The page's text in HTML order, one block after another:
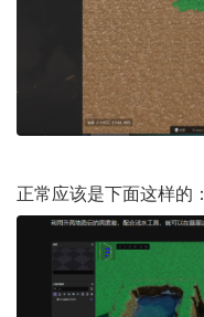
正常应该是下面这样的：